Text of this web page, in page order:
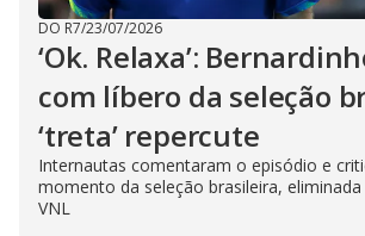
DO R7/23/07/2026
‘Ok. Relaxa’:
com líbero da seleção
‘treta’ repercute
Internautas comentaram o episódio e
momento da seleção brasileira,
VNL